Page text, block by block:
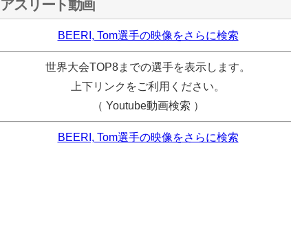
アスリート動画
BEERI, Tom選手の映像をさらに検索
世界大会TOP8までの選手を表示します。
上下リンクをご利用ください。
（ Youtube動画検索 ）
BEERI, Tom選手の映像をさらに検索